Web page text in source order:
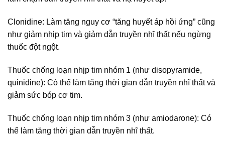
Clonidine: Làm tăng nguy cơ “tăng huyết áp hồi ứng” cũng
như giảm nhịp tim và giảm dẫn truyền nhĩ thất nếu ngừng
thuốc đột ngột.
Thuốc chống loạn nhịp tim nhóm 1 (như disopyramide,
quinidine): Có thể làm tăng thời gian dẫn truyền nhĩ thất và
giảm sức bóp cơ tim.
Thuốc chống loạn nhịp tim nhóm 3 (như amiodarone): Có
thể làm tăng thời gian dẫn truyền nhĩ thất.